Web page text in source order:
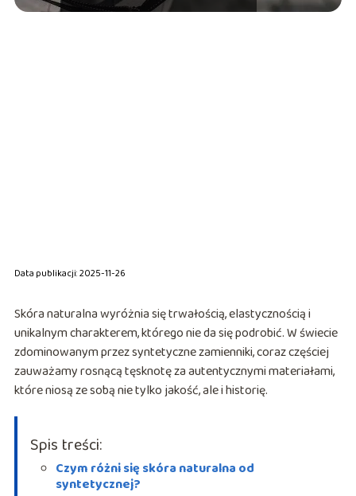
Data publikacji: 2025-11-26
Skóra naturalna wyróżnia się trwałością, elastycznością i
unikalnym charakterem, którego nie da się podrobić. W świecie
zdominowanym przez syntetyczne zamienniki, coraz częściej
zauważamy rosnącą tęsknotę za autentycznymi materiałami,
które niosą ze sobą nie tylko jakość, ale i historię.
Spis treści:
Czym różni się skóra naturalna od
syntetycznej?